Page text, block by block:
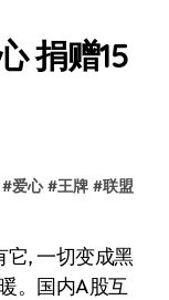
捐赠15
#爱心 #王牌 #联盟
。国内A股互